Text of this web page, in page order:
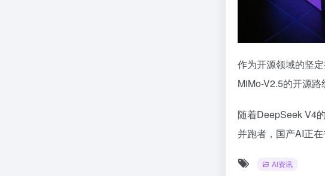
作为开源领域的坚
MiMo-V2.5的开源路
随着DeepSeek V4
并跑者，国产AI正在
AI资讯